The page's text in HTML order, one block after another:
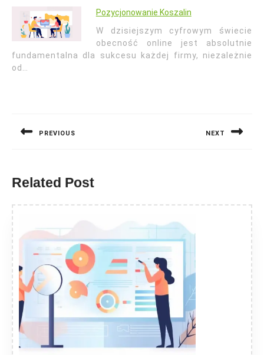
Pozycjonowanie Koszalin
W dzisiejszym cyfrowym świecie
obecność online jest absolutnie
fundamentalna dla sukcesu każdej firmy, niezależnie
od…
PREVIOUS NEXT
Related Post